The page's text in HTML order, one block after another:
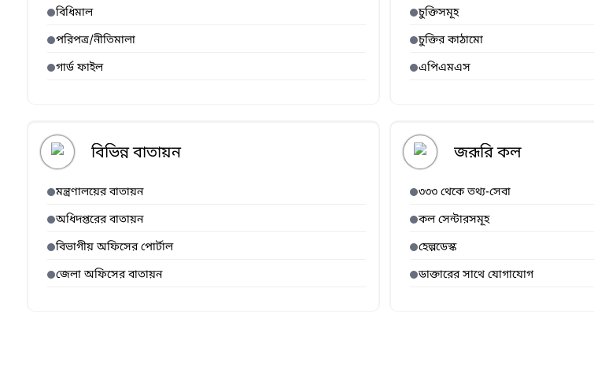
বিধিমাল
পরিপত্র/নীতিমালা
গার্ড ফাইল
চুক্তিসমূহ
চুক্তির কাঠামো
এপিএমএস
বিভিন্ন বাতায়ন
মন্ত্রণালয়ের বাতায়ন
অধিদপ্তরের বাতায়ন
বিভাগীয় অফিসের পোর্টাল
জেলা অফিসের বাতায়ন
জরূরি কল
৩৩৩ থেকে তথ্য-সেবা
কল সেন্টারসমূহ
হেল্পডেস্ক
ডাক্তারের সাথে যোগাযোগ